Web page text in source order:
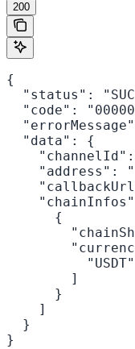
200
{
"status":
"code":
  "data": {
"address":
      {
          "USDT"
        ]
      }
    ]
  }
}